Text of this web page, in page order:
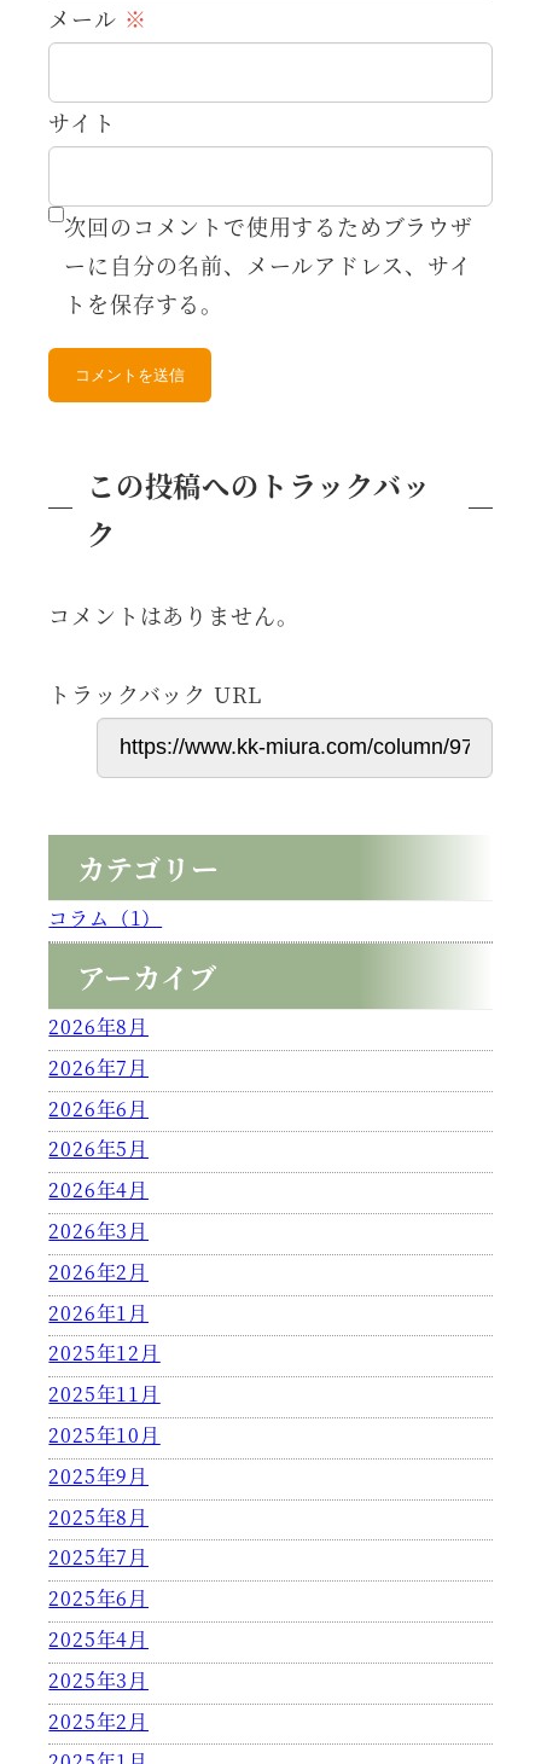
メール ※
サイト
次回のコメントで使用するためブラウザ
ーに自分の名前、メールアドレス、サイ
トを保存する。
この投稿へのトラックバッ
ク
コメントはありません。
トラックバック URL
カテゴリー
コラム（1）
アーカイブ
2026年8月
2026年7月
2026年6月
2026年5月
2026年4月
2026年3月
2026年2月
2026年1月
2025年12月
2025年11月
2025年10月
2025年9月
2025年8月
2025年7月
2025年6月
2025年4月
2025年3月
2025年2月